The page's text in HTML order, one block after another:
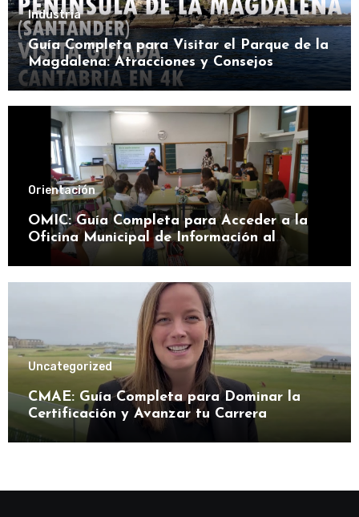
Industria
Guía Completa para Visitar el Parque de la
Magdalena: Atracciones y Consejos
Orientación
OMIC: Guía Completa para Acceder a la
Oficina Municipal de Información al
Consumidor
Uncategorized
CMAE: Guía Completa para Dominar la
Certificación y Avanzar tu Carrera